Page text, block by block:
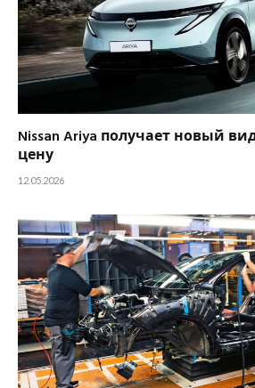
Nissan Ariya получает новый
цену
12.05.2026